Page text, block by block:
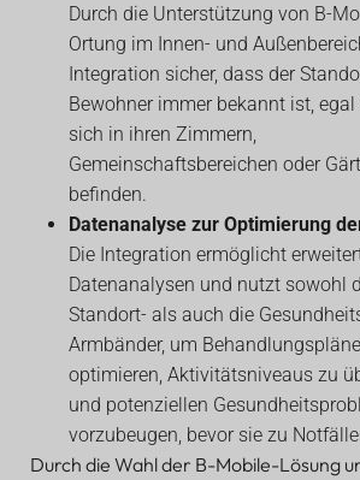
Durch die Unterstützung von B-
Ortung im Innen- und
Integration sicher, dass der
Bewohner immer bekannt ist, egal
sich in ihren Zimmern,
Gemeinschaftsbereichen oder
befinden.
Datenanalyse zur Optimierung
Die Integration ermöglicht
Datenanalysen und nutzt sowohl
Standort- als auch die
Armbänder, um
optimieren, Aktivitätsniveaus zu
und potenziellen
vorzubeugen, bevor sie zu
Durch die Wahl der B-Mobile-Lösung